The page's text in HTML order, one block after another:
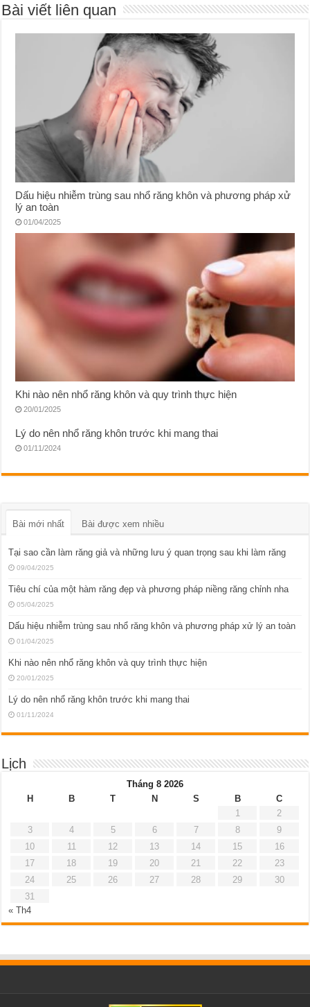
Bài viết liên quan
Dấu hiệu nhiễm trùng sau nhổ răng khôn và phương pháp xử
lý an toàn
01/04/2025
Khi nào nên nhổ răng khôn và quy trình thực hiện
20/01/2025
Lý do nên nhổ răng khôn trước khi mang thai
01/11/2024
Bài mới nhất Bài được xem nhiều
Tại sao cần làm răng giả và những lưu ý quan trọng sau khi làm răng
09/04/2025
Tiêu chí của một hàm răng đẹp và phương pháp niềng răng chỉnh nha
05/04/2025
Dấu hiệu nhiễm trùng sau nhổ răng khôn và phương pháp xử lý an toàn
01/04/2025
Khi nào nên nhổ răng khôn và quy trình thực hiện
20/01/2025
Lý do nên nhổ răng khôn trước khi mang thai
01/11/2024
Lịch
Tháng 8 2026
H
B T N S B
C
1
2
3
4 5 6 7 8
9
10
11 12 13 14 15
16
17
18 19 20 21 22
23
24
25 26 27 28 29
30
31
« Th4